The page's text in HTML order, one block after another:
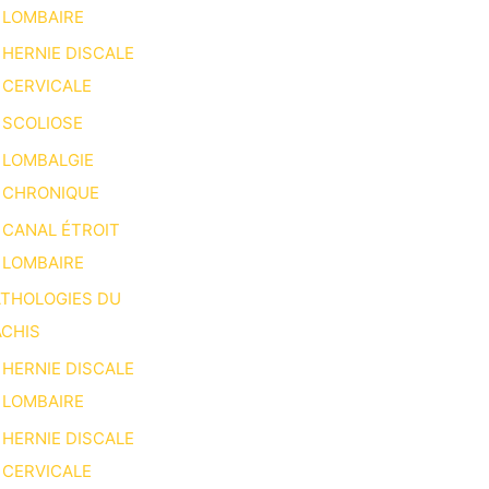
LOMBAIRE
HERNIE DISCALE
CERVICALE
SCOLIOSE
LOMBALGIE
CHRONIQUE
CANAL ÉTROIT
LOMBAIRE
DU
HERNIE DISCALE
LOMBAIRE
HERNIE DISCALE
CERVICALE